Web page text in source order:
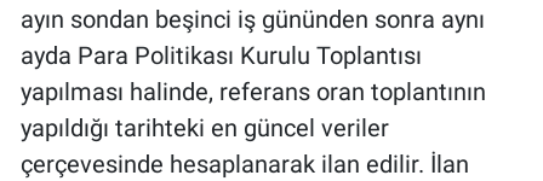
ayın sondan beşinci iş gününden sonra aynı
ayda Para Politikası Kurulu Toplantısı
yapılması halinde, referans oran toplantının
yapıldığı tarihteki en güncel veriler
çerçevesinde hesaplanarak ilan edilir. İlan